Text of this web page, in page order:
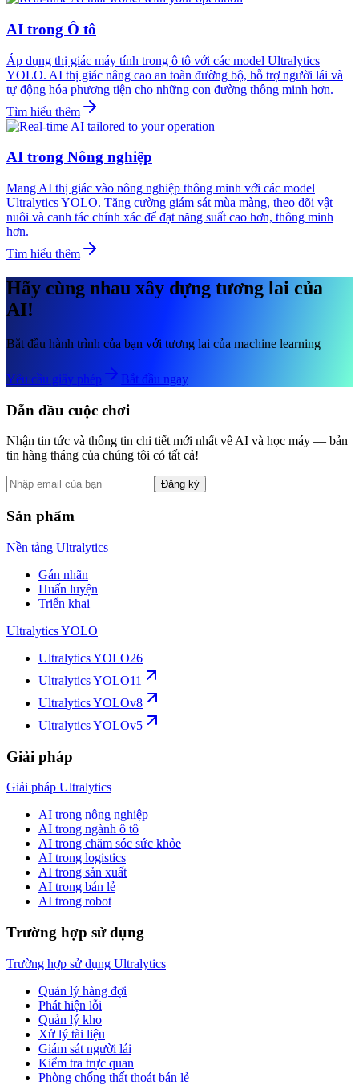
AI trong Ô tô
Áp dụng thị giác máy tính trong ô tô với các model Ultralytics
YOLO. AI thị giác nâng cao an toàn đường bộ, hỗ trợ người lái và
tự động hóa phương tiện cho những con đường thông minh hơn.
Tìm hiểu thêm
AI trong Nông nghiệp
Mang AI thị giác vào nông nghiệp thông minh với các model
Ultralytics YOLO. Tăng cường giám sát mùa màng, theo dõi vật
nuôi và canh tác chính xác để đạt năng suất cao hơn, thông minh
hơn.
Tìm hiểu thêm
Hãy cùng nhau xây dựng tương lai của
AI!
Bắt đầu hành trình của bạn với tương lai của machine learning
Yêu cầu giấy phép Bắt đầu ngay
Dẫn đầu cuộc chơi
Nhận tin tức và thông tin chi tiết mới nhất về AI và học máy — bản
tin hàng tháng của chúng tôi có tất cả!
Đăng ký
Sản phẩm
Nền tảng Ultralytics
Gán nhãn
Huấn luyện
Triển khai
Ultralytics YOLO
Ultralytics YOLO26
Ultralytics YOLO11
Ultralytics YOLOv8
Ultralytics YOLOv5
Giải pháp
Giải pháp Ultralytics
AI trong nông nghiệp
AI trong ngành ô tô
AI trong chăm sóc sức khỏe
AI trong logistics
AI trong sản xuất
AI trong bán lẻ
AI trong robot
Trường hợp sử dụng
Trường hợp sử dụng Ultralytics
Quản lý hàng đợi
Phát hiện lỗi
Quản lý kho
Xử lý tài liệu
Giám sát người lái
Kiểm tra trực quan
Phòng chống thất thoát bán lẻ